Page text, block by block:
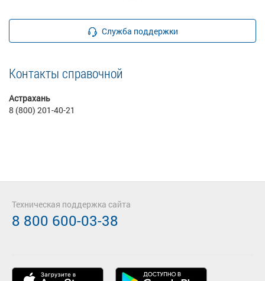
Служба поддержки
Контакты справочной
Астрахань
8 (800) 201-40-21
Техническая поддержка сайта
8 800 600-03-38